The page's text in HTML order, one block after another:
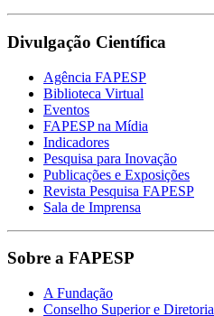
Divulgação Científica
Agência FAPESP
Biblioteca Virtual
Eventos
FAPESP na Mídia
Indicadores
Pesquisa para Inovação
Publicações e Exposições
Revista Pesquisa FAPESP
Sala de Imprensa
Sobre a FAPESP
A Fundação
Conselho Superior e Diretoria